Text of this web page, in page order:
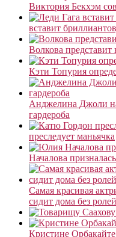
Виктория Бекхэм
вставит
Волкова
Кэти Топурия
Анджелина Джоли
гардероба
преследует маньячка
Началова
Самая красивая
сидит дома без ролей
Кристине